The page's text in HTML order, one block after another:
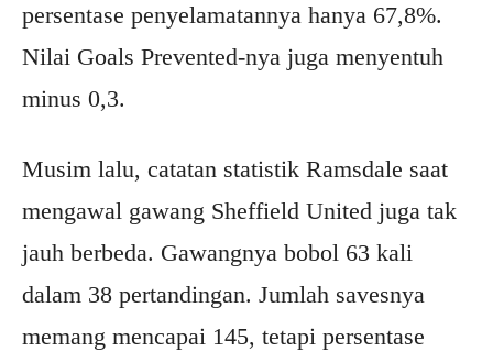
persentase penyelamatannya hanya 67,8%.
Nilai Goals Prevented-nya juga menyentuh
minus 0,3.
Musim lalu, catatan statistik Ramsdale saat
mengawal gawang Sheffield United juga tak
jauh berbeda. Gawangnya bobol 63 kali
dalam 38 pertandingan. Jumlah savesnya
memang mencapai 145, tetapi persentase